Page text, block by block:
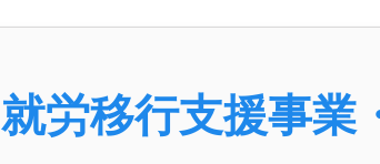
就労移行支援事業